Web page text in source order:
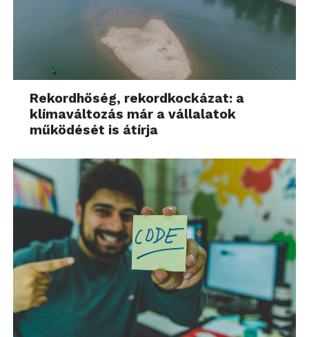
Rekordhőség, rekordkockázat: a
klímaváltozás már a vállalatok
működését is átírja